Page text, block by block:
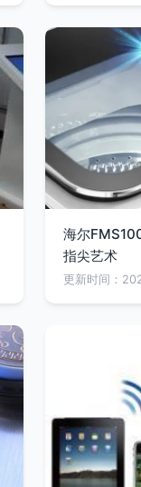
海尔
指尖艺术
更新时间：